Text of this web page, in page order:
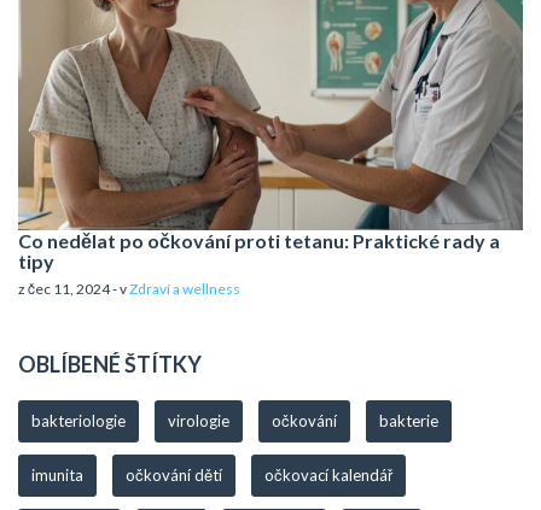
Co nedělat po očkování proti tetanu: Praktické rady a
tipy
z čec 11, 2024 - vZdraví a wellness
OBLÍBENÉ ŠTÍTKY
bakteriologie virologie očkování bakterie
imunita očkování dětí očkovací kalendář